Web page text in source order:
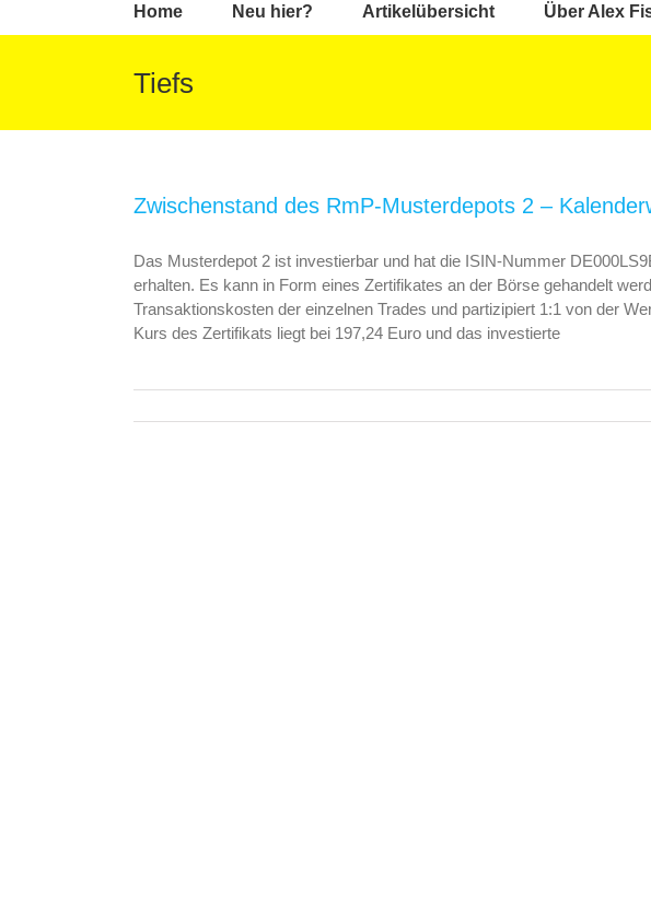
Home Neu hier? Artikelübersicht Über Alex
Tiefs
Zwischenstand des RmP-Musterdepots 2 –
Das Musterdepot 2 ist investierbar und hat die ISIN-Nummer
erhalten. Es kann in Form eines Zertifikates an der Börse gehandelt
Transaktionskosten der einzelnen Trades und partizipiert 1:1 von der
Kurs des Zertifikats liegt bei 197,24 Euro und das investierte